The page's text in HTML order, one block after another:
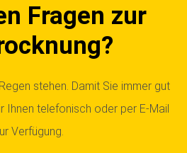
Fragen zur
stehen. Damit Sie immer gut
Ihnen telefonisch oder per E-Mail
Verfügung.